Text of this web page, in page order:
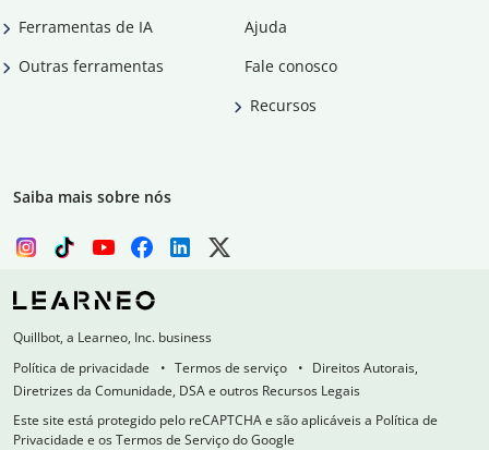
Ferramentas de IA
Outras ferramentas
Ajuda
Fale conosco
Recursos
Saiba mais sobre nós
Quillbot, a Learneo, Inc. business
Política de privacidade
Termos de serviço
Direitos Autorais,
Diretrizes da Comunidade, DSA e outros Recursos Legais
Este site está protegido pelo reCAPTCHA e são aplicáveis a Política de
Privacidade e os Termos de Serviço do Google